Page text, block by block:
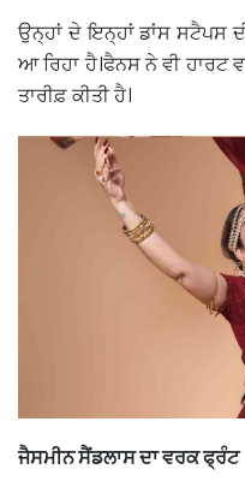
ਉਨ੍ਹਾਂ ਦੇ ਇਨ੍ਹਾਂ ਡਾਂਸ ਸਟੈਪਸ
ਆ ਰਿਹਾ ਹੈ।ਫੈਨਸ ਨੇ ਵੀ
ਤਾਰੀਫ਼ ਕੀਤੀ ਹੈ।
ਜੈਸਮੀਨ ਸੈਂਡਲਾਸ ਦਾ ਵਰਕ ਫ੍ਰੰਟ